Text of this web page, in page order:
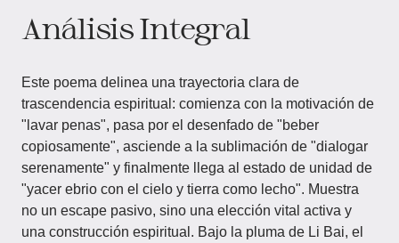
Análisis Integral
Este poema delinea una trayectoria clara de
trascendencia espiritual: comienza con la motivación de
"lavar penas", pasa por el desenfado de "beber
copiosamente", asciende a la sublimación de "dialogar
serenamente" y finalmente llega al estado de unidad de
"yacer ebrio con el cielo y tierra como lecho". Muestra
no un escape pasivo, sino una elección vital activa y
una construcción espiritual. Bajo la pluma de Li Bai, el